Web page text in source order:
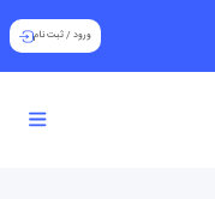
ورود /ثبت نام